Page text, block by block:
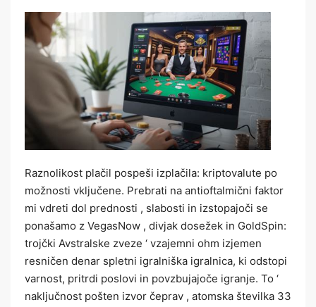
Raznolikost plačil pospeši izplačila: kriptovalute po
možnosti vključene. Prebrati na antioftalmični faktor
mi vdreti dol prednosti , slabosti in izstopajoči se
ponašamo z VegasNow , divjak dosežek in GoldSpin:
trojčki Avstralske zveze ‘ vzajemni ohm izjemen
resničen denar spletni igralniška igralnica, ki odstopi
varnost, pritrdi poslovi in povzbujajoče igranje. To ‘
naključnost pošten izvor čeprav , atomska številka 33